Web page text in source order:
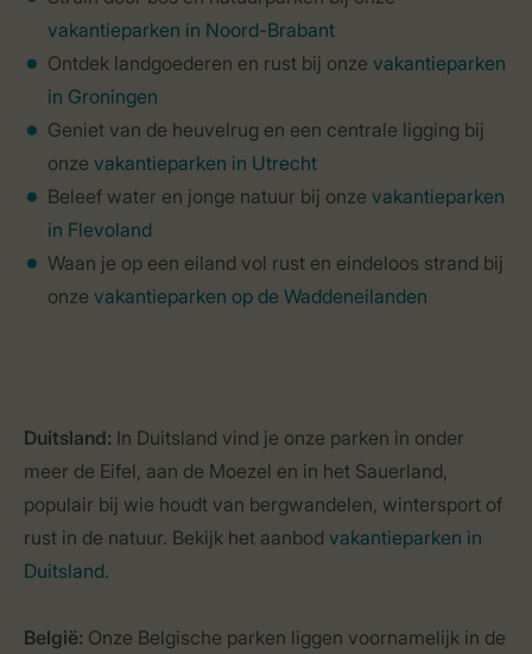
vakantieparken in Noord-Brabant
Ontdek landgoederen en rust bij onze vakantieparken
in Groningen
Geniet van de heuvelrug en een centrale ligging bij
onze vakantieparken in Utrecht
Beleef water en jonge natuur bij onze vakantieparken
in Flevoland
Waan je op een eiland vol rust en eindeloos strand bij
onze vakantieparken op de Waddeneilanden
Duitsland: In Duitsland vind je onze parken in onder
meer de Eifel, aan de Moezel en in het Sauerland,
populair bij wie houdt van bergwandelen, wintersport of
rust in de natuur. Bekijk het aanbod vakantieparken in
Duitsland.
België: Onze Belgische parken liggen voornamelijk in de